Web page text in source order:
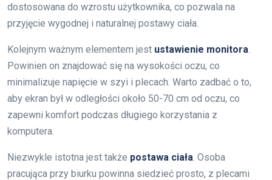
dostosowana do wzrostu użytkownika, co pozwala na
przyjęcie wygodnej i naturalnej postawy ciała.
Kolejnym ważnym elementem jest ustawienie monitora
Powinien on znajdować się na wysokości oczu, co
minimalizuje napięcie w szyi i plecach. Warto zadbać o to,
aby ekran był w odległości około 50-70 cm od oczu, co
zapewni komfort podczas długiego korzystania z
komputera.
Niezwykle istotna jest także postawa ciała . Osoba
pracująca przy biurku powinna siedzieć prosto, z plecami